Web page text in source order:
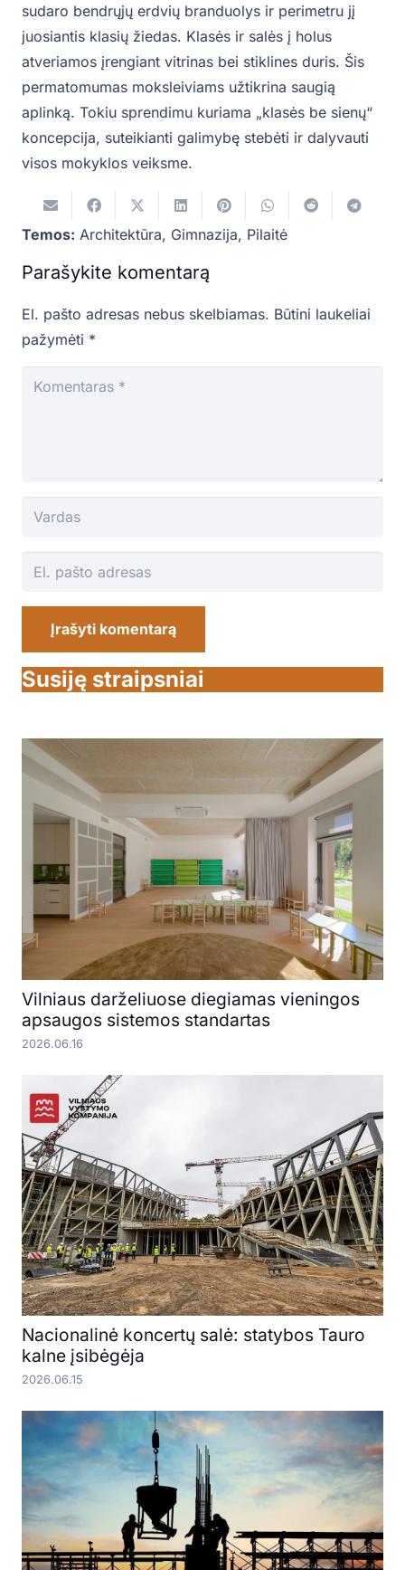
sudaro bendrųjų erdvių branduolys ir perimetru jį
juosiantis klasių žiedas. Klasės ir salės į holus
atveriamos įrengiant vitrinas bei stiklines duris. Šis
permatomumas moksleiviams užtikrina saugią
aplinką. Tokiu sprendimu kuriama „klasės be sienų“
koncepcija, suteikianti galimybę stebėti ir dalyvauti
visos mokyklos veiksme.
Temos: Architektūra, Gimnazija, Pilaitė
Parašykite komentarą
El. pašto adresas nebus skelbiamas. Būtini laukeliai
pažymėti *
Įrašyti komentarą
Susiję straipsniai
Vilniaus darželiuose diegiamas vieningos
apsaugos sistemos standartas
2026.06.16
Nacionalinė koncertų salė: statybos Tauro
kalne įsibėgėja
2026.06.15